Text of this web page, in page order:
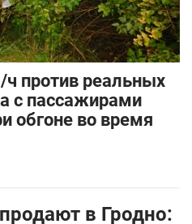
против реальных
с пассажирами
обгоне во время
в Гродно: